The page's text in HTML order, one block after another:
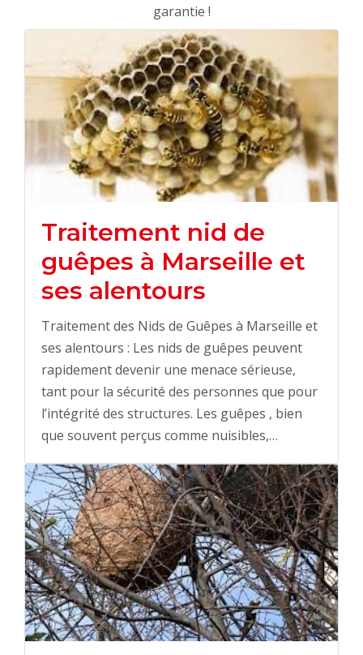
garantie !
Traitement nid de
guêpes à Marseille et
ses alentours
Traitement des Nids de Guêpes à Marseille et
ses alentours : Les nids de guêpes peuvent
rapidement devenir une menace sérieuse,
tant pour la sécurité des personnes que pour
l’intégrité des structures. Les guêpes , bien
que souvent perçus comme nuisibles,…